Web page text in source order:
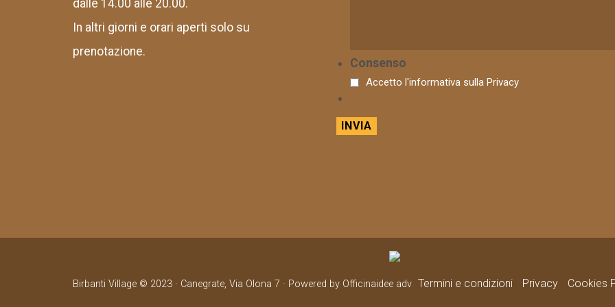
dalle 14.00 alle 20.00.
In altri giorni e orari aperti solo su
prenotazione.
Consenso
Accetto l'informativa sulla Privacy
Birbanti Village © 2023 · Canegrate, Via Olona 7 · Powered by Officinaidee adv Termini e condizioni Privacy Cookies